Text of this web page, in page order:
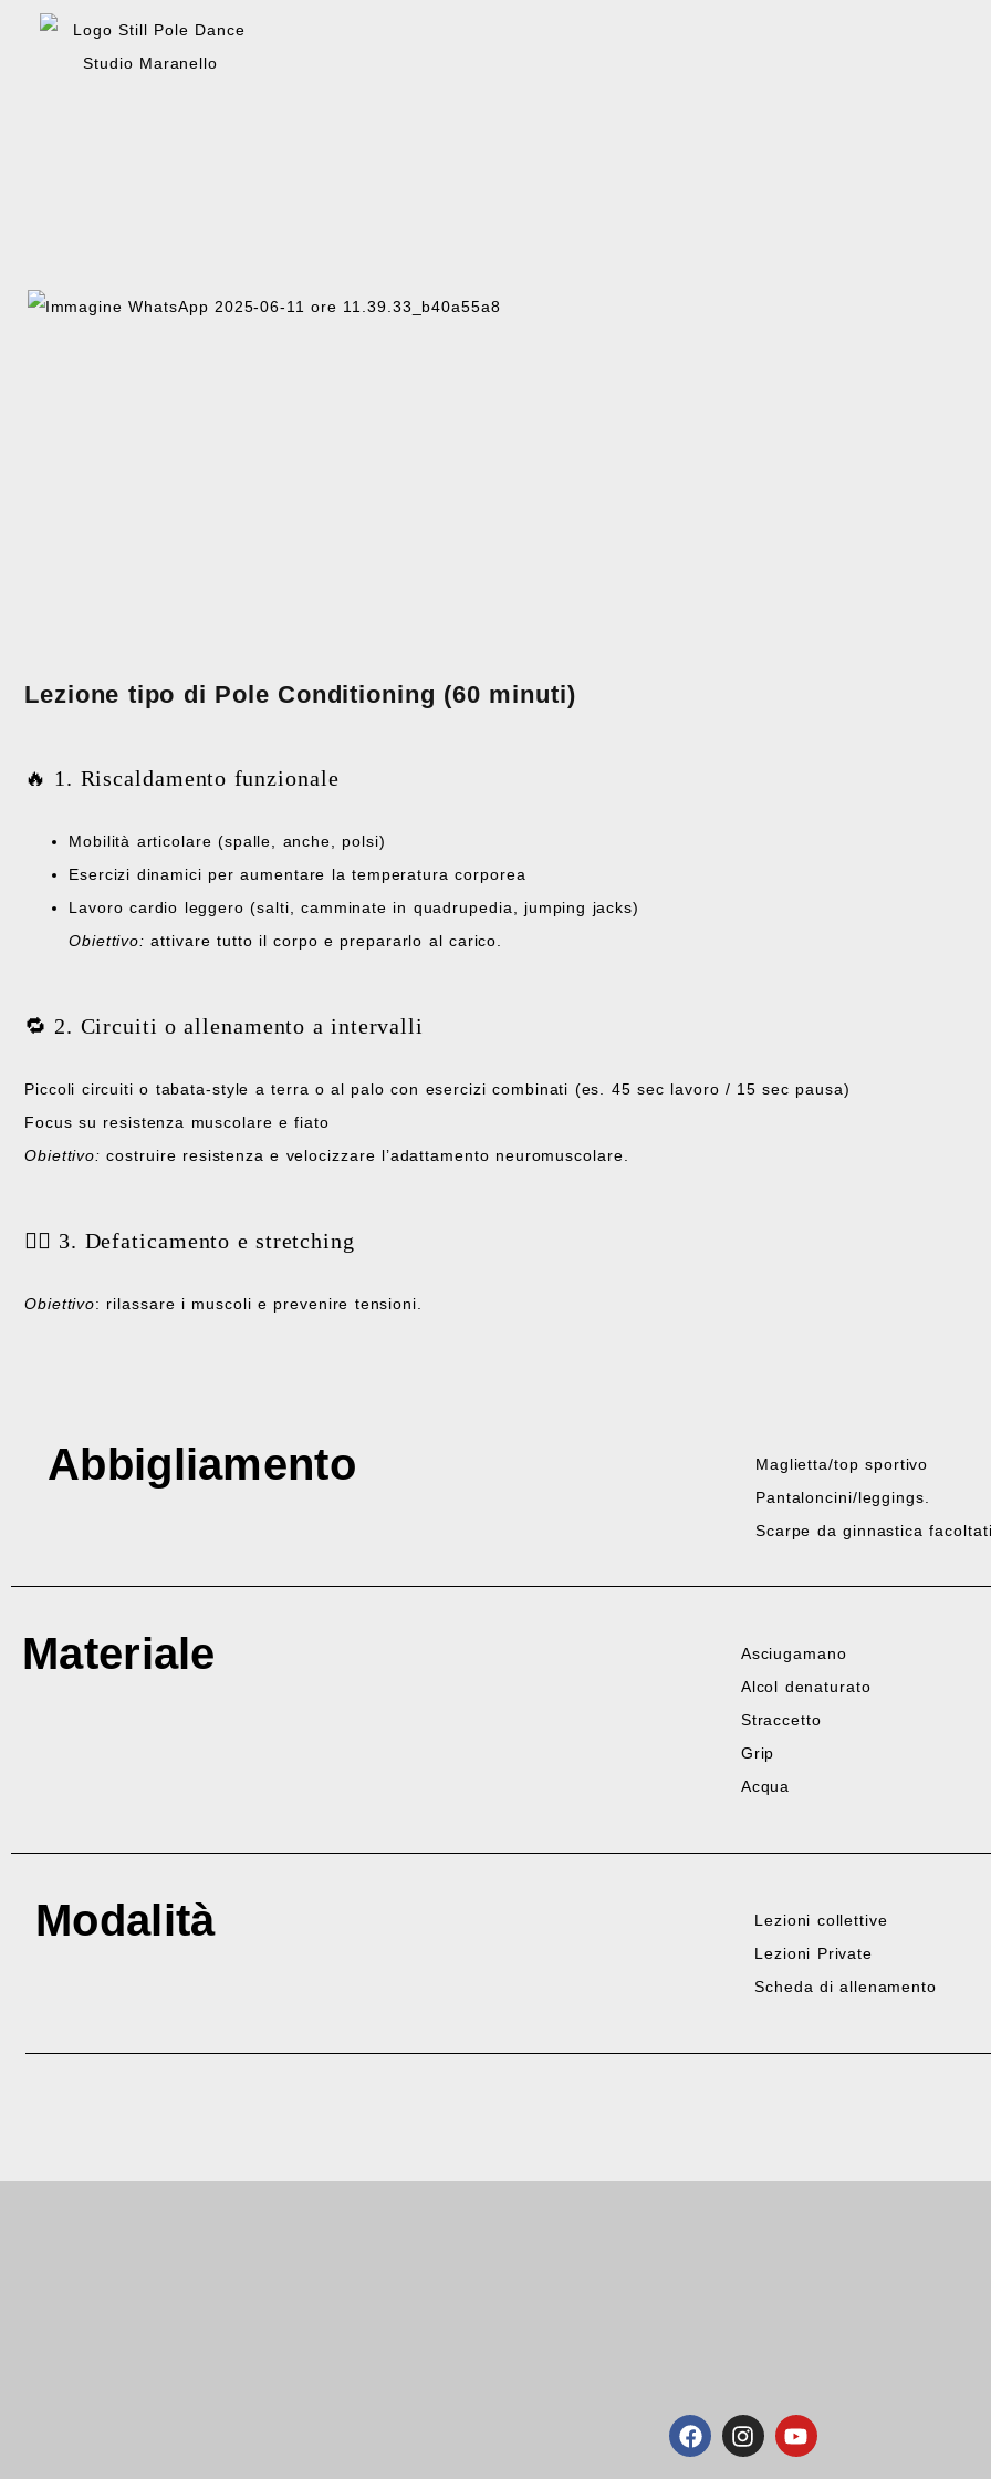
Lezione tipo di Pole Conditioning (60 minuti)
🔥 1. Riscaldamento funzionale
Mobilità articolare (spalle, anche, polsi)
Esercizi dinamici per aumentare la temperatura corporea
Lavoro cardio leggero (salti, camminate in quadrupedia, jumping jacks)
Obiettivo: attivare tutto il corpo e prepararlo al carico.
🔁 2. Circuiti o allenamento a intervalli
Piccoli circuiti o tabata-style a terra o al palo con esercizi combinati (es. 45 sec lavoro / 15 sec pausa)
Focus su resistenza muscolare e fiato
Obiettivo: costruire resistenza e velocizzare l’adattamento neuromuscolare.
🧘‍♀️ 3. Defaticamento e stretching
Obiettivo: rilassare i muscoli e prevenire tensioni.
Abbigliamento
Maglietta/top sportivo
Pantaloncini/leggings.
Scarpe da ginnastica
Materiale
Asciugamano
Alcol denaturato
Straccetto
Grip
Acqua
Modalità
Lezioni collettive
Lezioni Private
Scheda di allenamento